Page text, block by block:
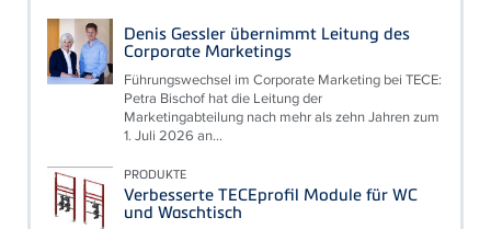
Denis Gessler übernimmt Leitung des
Corporate Marketings
Führungswechsel im Corporate Marketing bei TECE:
Petra Bischof hat die Leitung der
Marketingabteilung nach mehr als zehn Jahren zum
1. Juli 2026 an...
PRODUKTE
Verbesserte TECEprofil Module für WC
und Waschtisch